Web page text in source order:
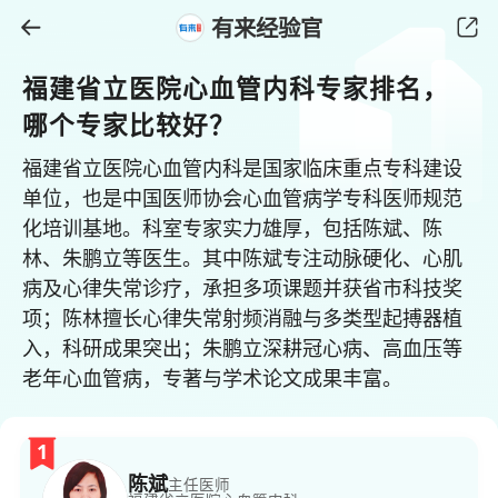
有来经验官
福建省立医院心血管内科专家排名，
哪个专家比较好？
福建省立医院心血管内科是国家临床重点专科建设
单位，也是中国医师协会心血管病学专科医师规范
化培训基地。科室专家实力雄厚，包括陈斌、陈
林、朱鹏立等医生。其中陈斌专注动脉硬化、心肌
病及心律失常诊疗，承担多项课题并获省市科技奖
项；陈林擅长心律失常射频消融与多类型起搏器植
入，科研成果突出；朱鹏立深耕冠心病、高血压等
老年心血管病，专著与学术论文成果丰富。
1
陈斌主任医师